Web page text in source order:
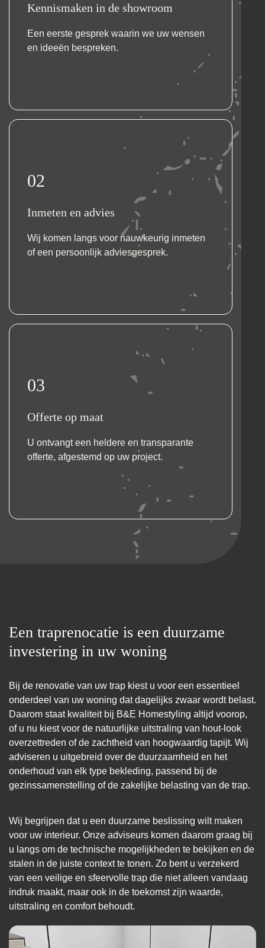
Kennismaken in de showroom
Een eerste gesprek waarin we uw wensen
en ideeën bespreken.
02
Inmeten en advies
Wij komen langs voor nauwkeurig inmeten
of een persoonlijk adviesgesprek.
03
Offerte op maat
U ontvangt een heldere en transparante
offerte, afgestemd op uw project.
Een traprenocatie is een duurzame
investering in uw woning
Bij de renovatie van uw trap kiest u voor een essentieel
onderdeel van uw woning dat dagelijks zwaar wordt belast.
Daarom staat kwaliteit bij B&E Homestyling altijd voorop,
of u nu kiest voor de natuurlijke uitstraling van hout-look
overzettreden of de zachtheid van hoogwaardig tapijt. Wij
adviseren u uitgebreid over de duurzaamheid en het
onderhoud van elk type bekleding, passend bij de
gezinssamenstelling of de zakelijke belasting van de trap.
Wij begrijpen dat u een duurzame beslissing wilt maken
voor uw interieur. Onze adviseurs komen daarom graag bij
u langs om de technische mogelijkheden te bekijken en de
stalen in de juiste context te tonen. Zo bent u verzekerd
van een veilige en sfeervolle trap die niet alleen vandaag
indruk maakt, maar ook in de toekomst zijn waarde,
uitstraling en comfort behoudt.